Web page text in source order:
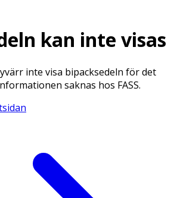
kan inte visas
inte visa bipacksedeln för det
saknas hos FASS.